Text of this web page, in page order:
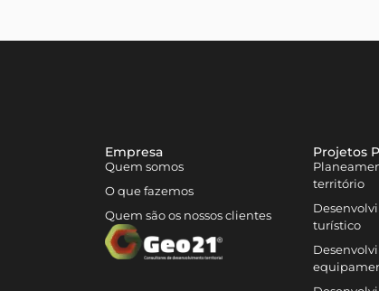
Empresa
Quem somos
O que fazemos
Quem são os nossos clientes
Projetos
território
turístico